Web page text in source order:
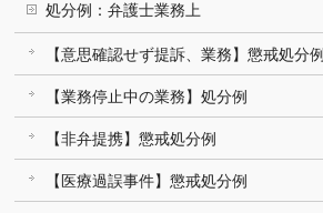
処分例：弁護士業務上
【意思確認せず提訴、業務】懲戒処分例
【業務停止中の業務】処分例
【非弁提携】懲戒処分例
【医療過誤事件】懲戒処分例